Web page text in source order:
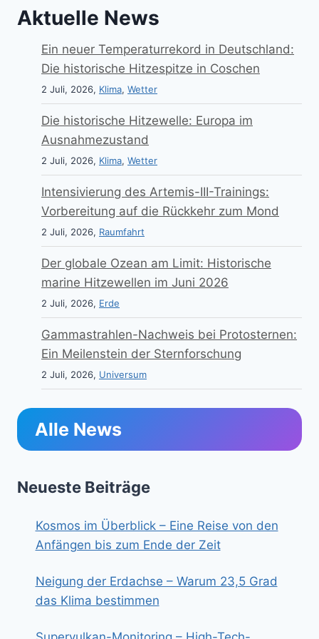
Aktuelle News
Ein neuer Temperaturrekord in Deutschland:
Die historische Hitzespitze in Coschen
2 Juli, 2026, Klima, Wetter
Die historische Hitzewelle: Europa im
Ausnahmezustand
2 Juli, 2026, Klima, Wetter
Intensivierung des Artemis-III-Trainings:
Vorbereitung auf die Rückkehr zum Mond
2 Juli, 2026, Raumfahrt
Der globale Ozean am Limit: Historische
marine Hitzewellen im Juni 2026
2 Juli, 2026, Erde
Gammastrahlen-Nachweis bei Protosternen:
Ein Meilenstein der Sternforschung
2 Juli, 2026, Universum
Alle News
Neueste Beiträge
Kosmos im Überblick – Eine Reise von den
Anfängen bis zum Ende der Zeit
Neigung der Erdachse – Warum 23,5 Grad
das Klima bestimmen